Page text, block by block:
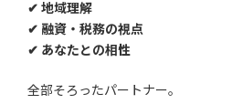
✔ 地域理解
✔ 融資・税務の視点
✔ あなたとの相性
全部そろったパートナー。